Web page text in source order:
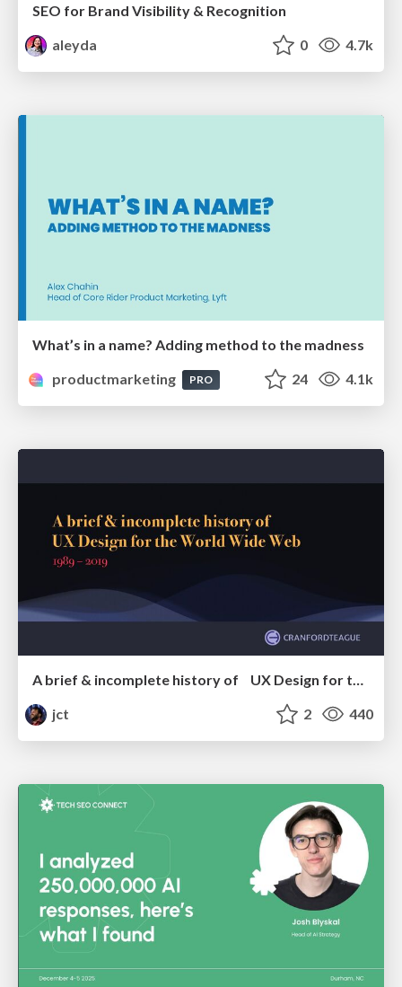
SEO for Brand Visibility & Recognition
aleyda
0 4.7k
What’s in a name? Adding method to the madness
productmarketing
PRO 24 4.1k
jct
2 440